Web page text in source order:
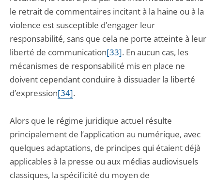
le retrait de commentaires incitant à la haine ou à la
violence est susceptible d’engager leur
responsabilité, sans que cela ne porte atteinte à leur
liberté de communication[33]. En aucun cas, les
mécanismes de responsabilité mis en place ne
doivent cependant conduire à dissuader la liberté
d’expression[34].
Alors que le régime juridique actuel résulte
principalement de l’application au numérique, avec
quelques adaptations, de principes qui étaient déjà
applicables à la presse ou aux médias audiovisuels
classiques, la spécificité du moyen de